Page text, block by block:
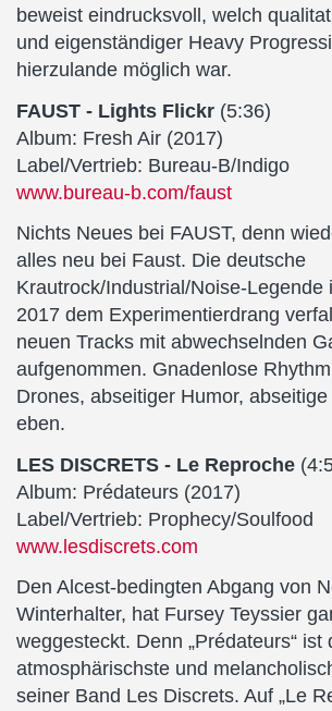
beweist eindrucksvoll, welch
und eigenständiger Heavy
hierzulande möglich war.
FAUST - Lights Flickr (5:36)
Album: Fresh Air (2017)
Label/Vertrieb: Bureau-B/Indigo
www.bureau-b.com/faust
Nichts Neues bei FAUST, denn
alles neu bei Faust. Die deutsche
Krautrock/Industrial/Noise-Legende
2017 dem Experimentierdrang
neuen Tracks mit abwechselnden
aufgenommen. Gnadenlose
Drones, abseitiger Humor,
eben.
LES DISCRETS - Le Reproche
Album: Prédateurs (2017)
Label/Vertrieb: Prophecy/Soulfood
www.lesdiscrets.com
Den Alcest-bedingten Abgang von
Winterhalter, hat Fursey Teyssier
weggesteckt. Denn „Prédateurs“ ist
atmosphärischste und
seiner Band Les Discrets. Auf „Le